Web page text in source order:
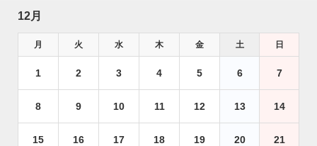
12月
月 火 水 木 金 土 日
1 2 3 4 5 6 7
8 9 10 11 12 13 14
15 16 17 18 19 20 21